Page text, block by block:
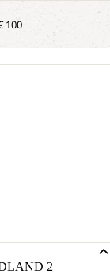
100
2